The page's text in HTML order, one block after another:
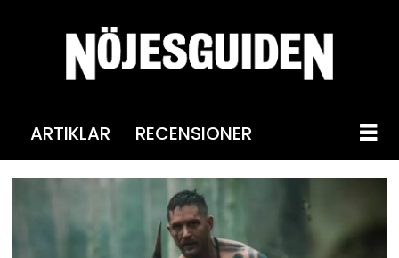
ARTIKLAR RECENSIONER